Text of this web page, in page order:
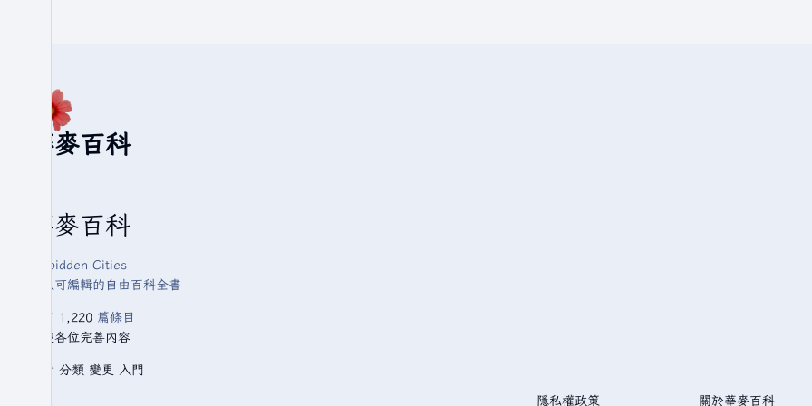
華麥百科
華麥百科
Forbidden Cities
人人可編輯的自由百科全書
已有 1,220 篇條目
歡迎各位完善內容
查看 分類 變更 入門
隱私權政策 關於華麥百科